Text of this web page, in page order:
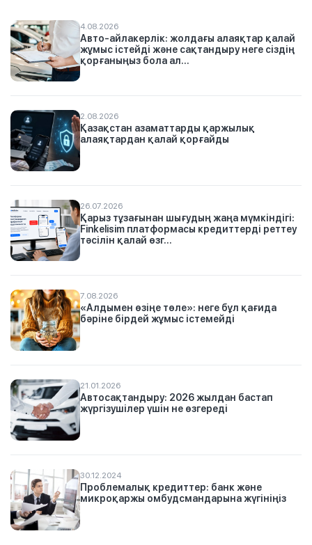
4.08.2026
Авто-айлакерлік: жолдағы алаяқтар қалай
жұмыс істейді және сақтандыру неге сіздің
қорғаныңыз бола ал...
2.08.2026
Қазақстан азаматтарды қаржылық
алаяқтардан қалай қорғайды
26.07.2026
Қарыз тұзағынан шығудың жаңа мүмкіндігі:
Finkelisim платформасы кредиттерді реттеу
тәсілін қалай өзг...
7.08.2026
«Алдымен өзіңе төле»: неге бұл қағида
бәріне бірдей жұмыс істемейді
21.01.2026
Автосақтандыру: 2026 жылдан бастап
жүргізушілер үшін не өзгереді
30.12.2024
Проблемалық кредиттер: банк және
микроқаржы омбудсмандарына жүгініңіз